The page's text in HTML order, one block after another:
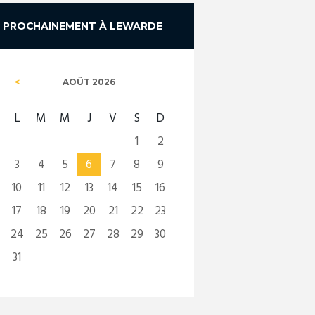
PROCHAINEMENT À LEWARDE
AOÛT 2026
L M M J V S
D
1
2
3
4 5 6 7 8
9
10
11 12 13 14 15
16
17
18 19 20 21 22
23
24
25 26 27 28 29
30
31